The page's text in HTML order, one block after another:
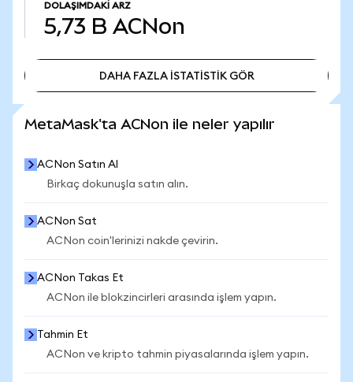
DOLAŞIMDAKI ARZ
5,73 B ACNon
DAHA FAZLA İSTATİSTİK GÖR
MetaMask'ta ACNon ile neler yapılır
ACNon Satın Al
Birkaç dokunuşla satın alın.
ACNon Sat
ACNon coin'lerinizi nakde çevirin.
ACNon Takas Et
ACNon ile blokzincirleri arasında işlem yapın.
Tahmin Et
ACNon ve kripto tahmin piyasalarında işlem yapın.